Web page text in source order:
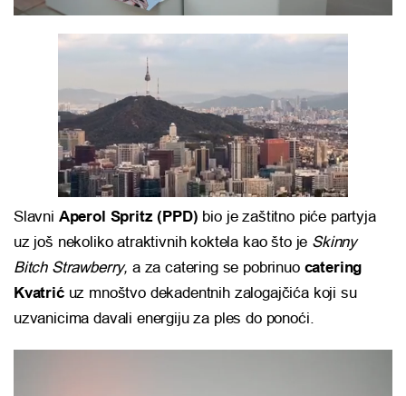
Slavni Aperol Spritz (PPD) bio je zaštitno piće partyja
uz još nekoliko atraktivnih koktela kao što je Skinny
Bitch Strawberry, a za catering se pobrinuo catering
Kvatrić uz mnoštvo dekadentnih zalogajčića koji su
uzvanicima davali energiju za ples do ponoći.